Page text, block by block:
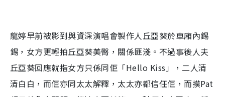
龍婷早前被影到與資深演唱會製作人丘亞葵於車廂內錫
錫，女方更輕拍丘亞葵美臀，關係匪淺。不過事後人夫
丘亞葵回應就指女方只係同佢「Hello Kiss」，二人清
清白白，而佢亦同太太解釋，太太亦都信任佢，而摸Pat